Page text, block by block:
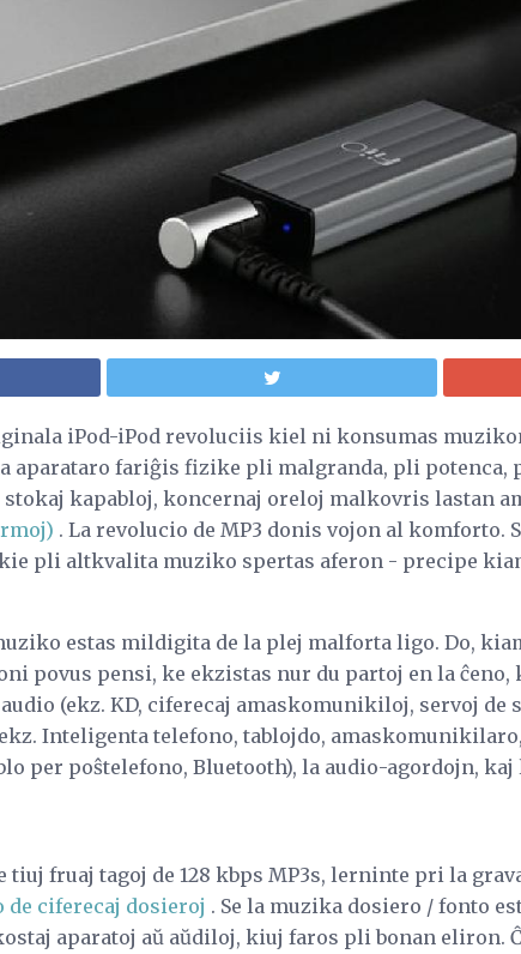
iPod-iPod revoluciis kiel ni konsumas
aparataro fariĝis fizike pli malgranda, pli potenca,
kapabloj, koncernaj oreloj malkovris lastan
. La revolucio de MP3 donis vojon al komforto.
pli altkvalita muziko spertas aferon - precipe
estas mildigita de la plej malforta ligo. Do,
povus pensi, ke ekzistas nur du partoj en la ĉeno,
(ekz. KD, ciferecaj amaskomunikiloj, servoj de
Inteligenta telefono, tablojdo,
per poŝtelefono, Bluetooth), la audio-agordojn,
tiuj fruaj tagoj de 128 kbps MP3s, lerninte pri la
de ciferecaj dosieroj . Se la muzika dosiero / fonto
aparatoj aŭ aŭdiloj, kiuj faros pli bonan eliron.